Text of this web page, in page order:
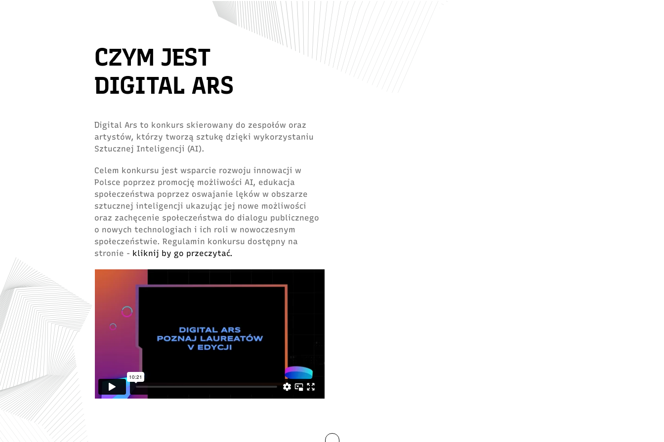
CZYM JEST
DIGITAL ARS
Digital Ars to konkurs skierowany do zespołów oraz
artystów, którzy tworzą sztukę dzięki wykorzystaniu
Sztucznej Inteligencji (AI).
Celem konkursu jest wsparcie rozwoju innowacji w
Polsce poprzez promocję możliwości AI, edukacja
społeczeństwa poprzez oswajanie lęków w obszarze
sztucznej inteligencji ukazując jej nowe możliwości
oraz zachęcenie społeczeństwa do dialogu publicznego
o nowych technologiach i ich roli w nowoczesnym
społeczeństwie. Regulamin konkursu dostępny na
stronie - kliknij by go przeczytać.